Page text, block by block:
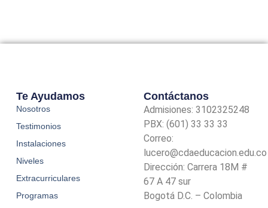
Te Ayudamos
Nosotros
Testimonios
Instalaciones
Niveles
Extracurriculares
Programas
Contáctanos
Admisiones: 3102325248
PBX: (601) 33 33 33
Correo:
lucero@cdaeducacion.edu.co
Dirección: Carrera 18M #
67 A 47 sur
Bogotá D.C. – Colombia